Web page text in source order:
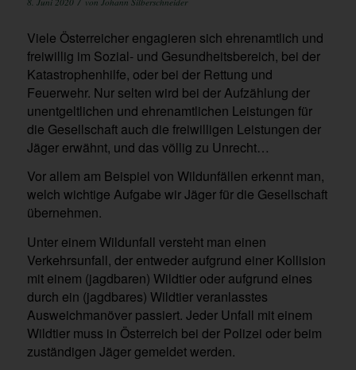
Viele Österreicher engagieren sich ehrenamtlich und
freiwillig im Sozial- und Gesundheitsbereich, bei der
Katastrophenhilfe, oder bei der Rettung und
Feuerwehr. Nur selten wird bei der Aufzählung der
unentgeltlichen und ehrenamtlichen Leistungen für
die Gesellschaft auch die freiwilligen Leistungen der
Jäger erwähnt, und das völlig zu Unrecht…
Vor allem am Beispiel von Wildunfällen erkennt man,
welch wichtige Aufgabe wir Jäger für die Gesellschaft
übernehmen.
Unter einem Wildunfall versteht man einen
Verkehrsunfall, der entweder aufgrund einer Kollision
mit einem (jagdbaren) Wildtier oder aufgrund eines
durch ein (jagdbares) Wildtier veranlasstes
Ausweichmanöver passiert. Jeder Unfall mit einem
Wildtier muss in Österreich bei der Polizei oder beim
zuständigen Jäger gemeldet werden.